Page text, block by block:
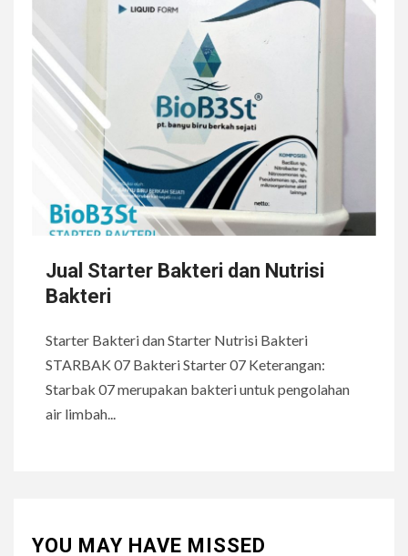
Jual Starter Bakteri dan Nutrisi
Bakteri
Starter Bakteri dan Starter Nutrisi Bakteri
STARBAK 07 Bakteri Starter 07 Keterangan:
Starbak 07 merupakan bakteri untuk pengolahan
air limbah...
YOU MAY HAVE MISSED